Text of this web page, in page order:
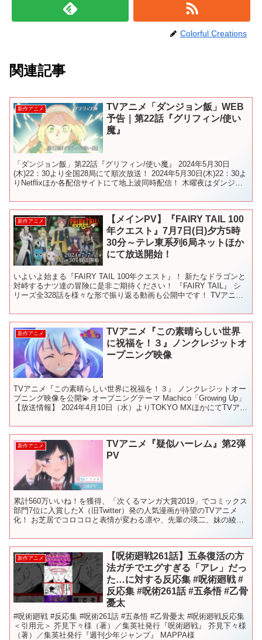
Colorful Creations
関連記事
新作アニメ
TVアニメ「ダンジョン飯」WEB
予告｜第22話『グリフィン/使い
魔』
「ダンジョン飯」第22話『グリフィン/使い魔』 2024年5月30日
(木)22：30より全国28局にて順次放送！ 2024年5月30日(木)22：30よ
りNetflixほか各配信サイトにて地上波同時配信！ 木曜夜はダンジョ
新作アニメ
【メインPV】『FAIRY TAIL 100
年クエスト』7月7日(日)夕方5時
30分～テレ東系列6局ネットほか
にて放送開始！
いよいよ始まる『FAIRY TAIL 100年クエスト』！ 新たなドラゴンと
対峙するナツ達の冒険に是非ご期待ください！ 『FAIRY TAIL』 シ
リーズ全328話を様々な形で振り返る動画も公開中です！ TVアニメ
新作アニメ
TVアニメ『この素晴らしい世界
に祝福を！３』ノンクレジットオ
ープニング映像
TVアニメ『この素晴らしい世界に祝福を！３』 ノンクレジットオー
プニング映像を公開💫 オープニングテーマ Machico「Growing Up」
【放送情報】 2024年4月10日（水）よりTOKYO MXほかにてTVアニ
新作アニメ
TVアニメ『疑似ハーレム』第2弾
PV
累計560万いいね！を獲得、「次くるマンガ大賞2019」でコミックス
部門7位に入賞したX（旧Twitter）発の人気漫画が待望のTVアニメ
化！ お芝居でコロコロと表情が変わる凛や、先輩の瑛二、妹の綾香
新作アニメ
【呪術廻戦261話】五条復活の方
法ガチでエグすぎる「アレ」だっ
た…に対する反応集 #呪術廻戦 #
反応集 #呪術261話 #五条悟 #乙骨
憂太
#呪術廻戦 #反応集 #呪術261話 #五条悟 #乙骨憂太 #呪術廻戦反応集
＜引用元＞ 芥見下々様（著）／集英社発行『呪術廻戦』 芥見下々様
（著）／集英社発行『週刊少年ジャンプ』 MAPPA様